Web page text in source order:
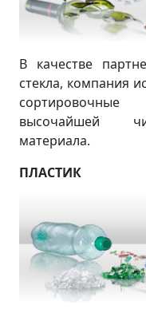
В качестве
стекла, компания
высочайшей
материала.
ПЛАСТИК